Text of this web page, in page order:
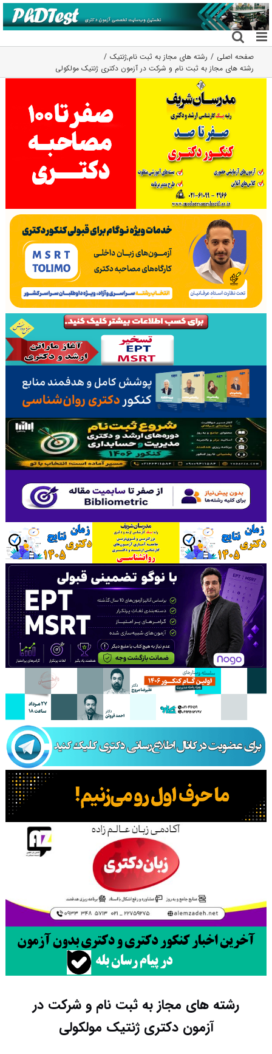
رفتن
به
محتوا
صفحه اصلی رشته های مجاز به ثبت نام,ژنتیک
رشته های مجاز به ثبت نام و شرکت در آزمون دکتری ژنتیک مولکولی
رشته های مجاز به ثبت نام و شرکت در
آزمون دکتری ژنتیک مولکولی